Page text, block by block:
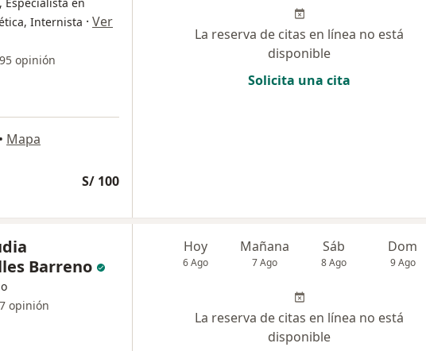
Internista · Ver
opinión
• Mapa
S/ 100
La reserva de citas en línea no está
disponible
Solicita una cita
Barreno
opinión
Hoy
6 Ago
Mañana
7 Ago
Sáb
8 Ago
Dom
9 Ago
La reserva de citas en línea no está
disponible